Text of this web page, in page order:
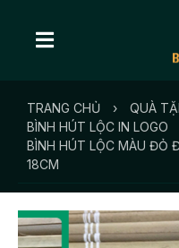
TRANG CHỦ › QUÀ
BÌNH HÚT LỘC IN LOGO
BÌNH HÚT LỘC MÀU ĐỎ
18CM